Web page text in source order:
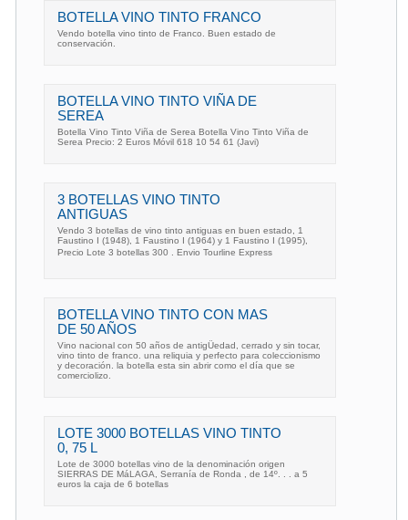
BOTELLA VINO TINTO FRANCO
Vendo botella vino tinto de Franco. Buen estado de
conservación.
BOTELLA VINO TINTO VIÑA DE
SEREA
Botella Vino Tinto Viña de Serea Botella Vino Tinto Viña de
Serea Precio: 2 Euros Móvil 618 10 54 61 (Javi)
3 BOTELLAS VINO TINTO
ANTIGUAS
Vendo 3 botellas de vino tinto antiguas en buen estado, 1
Faustino I (1948), 1 Faustino I (1964) y 1 Faustino I (1995),
Precio Lote 3 botellas 300 . Envio Tourline Express
BOTELLA VINO TINTO CON MAS
DE 50 AÑOS
Vino nacional con 50 años de antigÜedad, cerrado y sin tocar,
vino tinto de franco. una reliquia y perfecto para coleccionismo
y decoración. la botella esta sin abrir como el día que se
comerciolizo.
LOTE 3000 BOTELLAS VINO TINTO
0, 75 L
Lote de 3000 botellas vino de la denominación origen
SIERRAS DE MáLAGA, Serranía de Ronda , de 14º. . . a 5
euros la caja de 6 botellas